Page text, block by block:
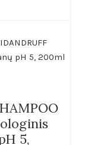
5,